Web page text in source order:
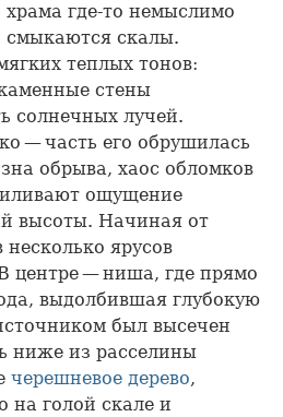
храма где-то немыслимо
смыкаются скалы.
теплых тонов:
стены
солнечных лучей.
— часть его обрушилась
обрыва, хаос обломков
ощущение
высоты. Начиная от
ярусов
центре — ниша, где прямо
выдолбившая глубокую
был высечен
ниже из расселины
черешневое дерево,
на голой скале и